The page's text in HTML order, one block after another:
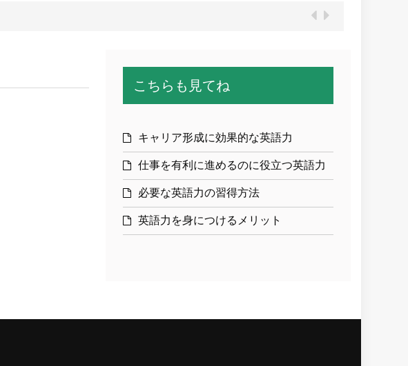
こちらも見てね
キャリア形成に効果的な英語力
仕事を有利に進めるのに役立つ英語力
必要な英語力の習得方法
英語力を身につけるメリット